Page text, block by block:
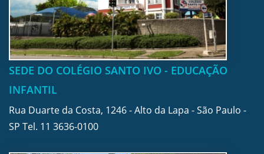
SEDE DO COLÉGIO SANTO IVO - EDUCAÇÃO
INFANTIL
Rua Duarte da Costa, 1246 - Alto da Lapa - São Paulo -
SP Tel. 11 3636-0100